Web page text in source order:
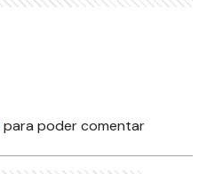
para poder comentar